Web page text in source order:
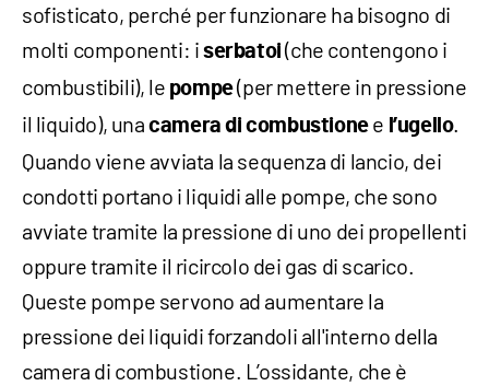
sofisticato, perché per funzionare ha bisogno di
molti componenti: iserbatoi (che contengono i
combustibili), le pompe(per mettere in pressione
il liquido), unacamera di combustionee l’ugello.
Quando viene avviata la sequenza di lancio, dei
condotti portano i liquidi alle pompe, che sono
avviate tramite la pressione di uno dei propellenti
oppure tramite il ricircolo dei gas di scarico.
Queste pompe servono ad aumentare la
pressione dei liquidi forzandoli all'interno della
camera di combustione. L’ossidante, che è